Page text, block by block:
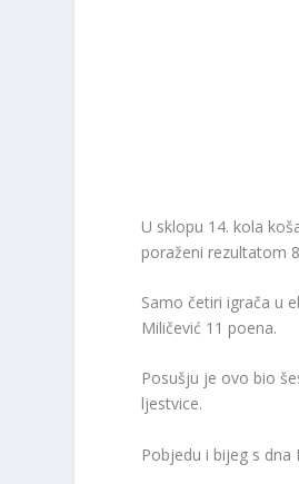
U sklopu 14. kola
poraženi rezultatom
Samo četiri igrača u
Miličević 11 poena.
Posušju je ovo bio
ljestvice.
Pobjedu i bijeg s